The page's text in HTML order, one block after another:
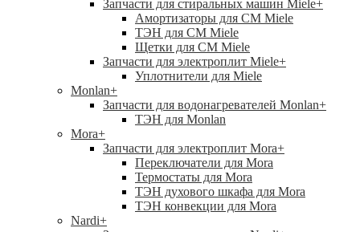
Запчасти для стиральных машин Miele+
Амортизаторы для СМ Miele
ТЭН для СМ Miele
Щетки для СМ Miele
Запчасти для электроплит Miele+
Уплотнители для Miele
Monlan+
Запчасти для водонагревателей Monlan+
ТЭН для Monlan
Mora+
Запчасти для электроплит Mora+
Переключатели для Mora
Термостаты для Mora
ТЭН духового шкафа для Mora
ТЭН конвекции для Mora
Nardi+